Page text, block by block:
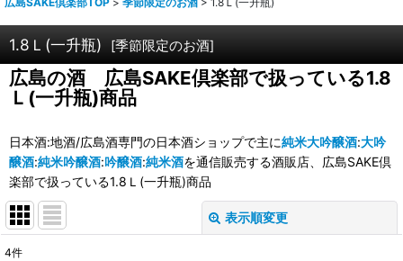
1.8Ｌ(一升瓶) [季節限定のお酒]
広島の酒 広島SAKE倶楽部で扱っている1.8
Ｌ(一升瓶)商品
日本酒:地酒/広島酒専門の日本酒ショップで主に純米大吟醸酒:大吟
醸酒:純米吟醸酒:吟醸酒:純米酒を通信販売する酒販店、広島SAKE倶
楽部で扱っている1.8Ｌ(一升瓶)商品
表示順変更
4件